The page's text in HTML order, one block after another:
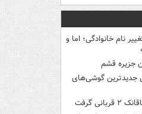
نام خانوادگی؛ اما و
جزیره قشم
جدیدترین گوشی‌های
گرفت